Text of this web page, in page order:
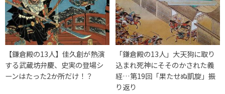
【鎌倉殿の13人】佳久創が熱演
する武蔵坊弁慶、史実の登場シ
ーンはたった2か所だけ！？
「鎌倉殿の13人」大天狗に取り
込まれ死神にそそのかされた義
経…第19回「果たせぬ凱旋」振
り返り